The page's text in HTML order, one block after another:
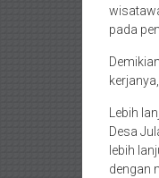
pada
Lebih
Desa
lebih
dengan